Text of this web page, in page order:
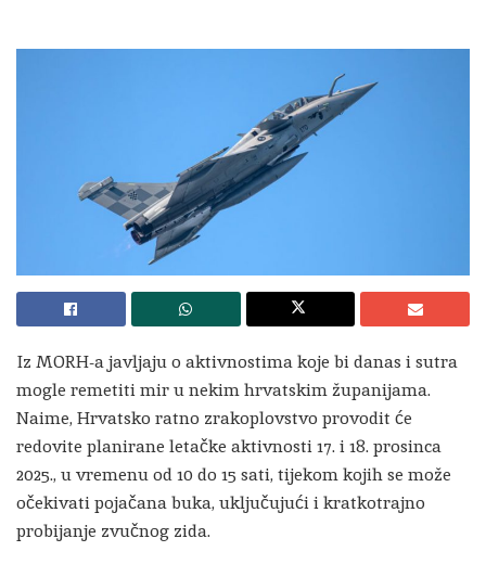
Iz MORH-a javljaju o aktivnostima koje bi danas i sutra
mogle remetiti mir u nekim hrvatskim županijama.
Naime, Hrvatsko ratno zrakoplovstvo provodit će
redovite planirane letačke aktivnosti 17. i 18. prosinca
2025., u vremenu od 10 do 15 sati, tijekom kojih se može
očekivati pojačana buka, uključujući i kratkotrajno
probijanje zvučnog zida.